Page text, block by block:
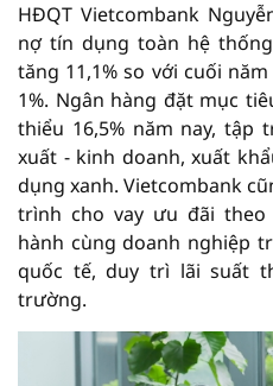
HĐQT Vietcombank
nợ tín dụng toàn hệ
tăng 11,1% so với cuối
1%. Ngân hàng đặt mục
thiểu 16,5% năm nay, tập
xuất - kinh doanh, xuất
dụng xanh. Vietcombank
trình cho vay ưu đãi theo
hành cùng doanh nghiệp
quốc tế, duy trì lãi suất
trường.